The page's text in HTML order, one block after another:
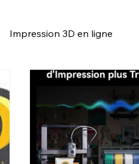
Impression 3D en ligne